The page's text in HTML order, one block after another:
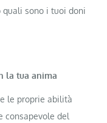
sono i tuoi doni
la tua anima
le proprie abilità
consapevole del